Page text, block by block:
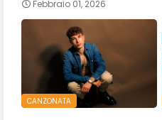
Febbraio 01, 2026
CANZONATA